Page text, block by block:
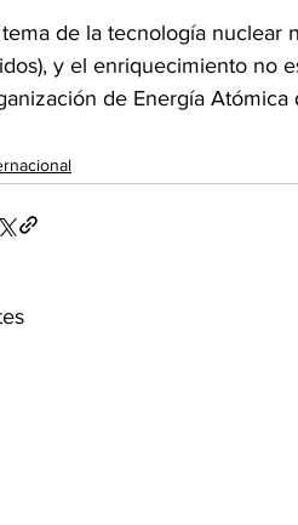
tema de la tecnología nuclear
y el enriquecimiento no
de Energía Atómica